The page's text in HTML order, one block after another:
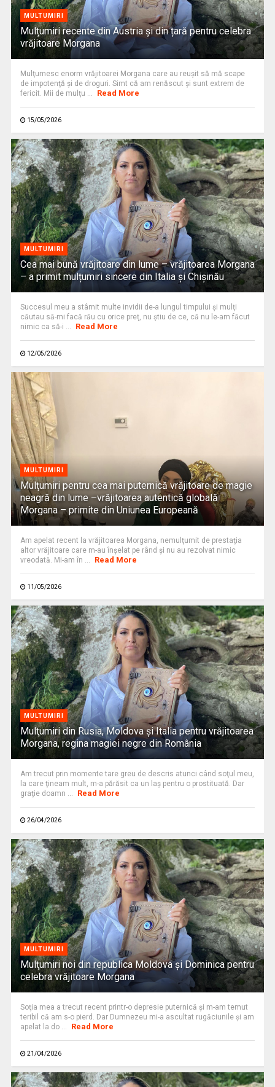
MULTUMIRI
Mulțumiri recente din Austria și din țară pentru celebra
vrăjitoare Morgana
Mulţumesc enorm vrăjitoarei Morgana care au reuşit să mă scape
de impotenţă și de droguri. Simt că am renăscut şi sunt extrem de
fericit. Mii de mulţu ...
Read More
15/05/2026
MULTUMIRI
Cea mai bună vrăjitoare din lume – vrăjitoarea Morgana
– a primit mulțumiri sincere din Italia și Chișinău
Succesul meu a stârnit multe invidii de-a lungul timpului şi mulţi
căutau să-mi facă rău cu orice preț, nu știu de ce, că nu le-am făcut
nimic ca să-i ...
Read More
12/05/2026
MULTUMIRI
Mulțumiri pentru cea mai puternică vrăjitoare de magie
neagră din lume –vrăjitoarea autentică globală
Morgana – primite din Uniunea Europeană
Am apelat recent la vrăjitoarea Morgana, nemulţumit de prestaţia
altor vrăjitoare care m-au înșelat pe rând și nu au rezolvat nimic
vreodată. Mi-am în ...
Read More
11/05/2026
MULTUMIRI
Mulţumiri din Rusia, Moldova și Italia pentru vrăjitoarea
Morgana, regina magiei negre din România
Am trecut prin momente tare greu de descris atunci când soţul meu,
la care ţineam mult, m-a părăsit ca un laş pentru o prostituată. Dar
graţie doamn ...
Read More
26/04/2026
MULTUMIRI
Mulţumiri noi din republica Moldova și Dominica pentru
celebra vrăjitoare Morgana
Soţia mea a trecut recent printr-o depresie puternică şi m-am temut
teribil că am s-o pierd. Dar Dumnezeu mi-a ascultat rugăciunile şi am
apelat la do ...
Read More
21/04/2026